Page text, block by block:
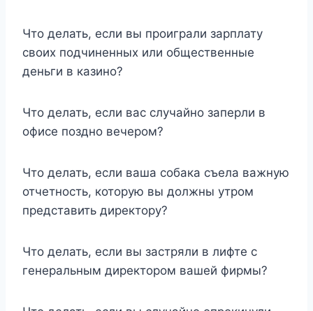
Что делать, если вы проиграли зарплату
своих подчиненных или общественные
деньги в казино?
Что делать, если вас случайно заперли в
офисе поздно вечером?
Что делать, если ваша собака съела важную
отчетность, которую вы должны утром
представить директору?
Что делать, если вы застряли в лифте с
генеральным директором вашей фирмы?